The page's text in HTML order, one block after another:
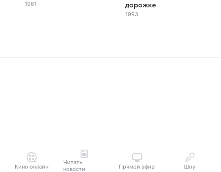
1961
дорожке
1993
Кино онлайн
Читать
новости
Прямой эфир Шоу